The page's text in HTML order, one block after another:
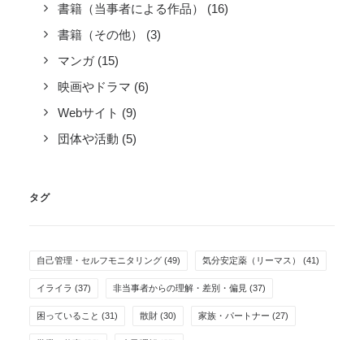
書籍（当事者による作品）
(16)
書籍（その他）
(3)
マンガ (15)
映画やドラマ (6)
Webサイト (9)
団体や活動 (5)
タグ
自己管理・セルフモニタリング (49) 気分安定薬（リーマス） (41)
イライラ (37) 非当事者からの理解・差別・偏見 (37)
困っていること (31) 散財 (30) 家族・パートナー (27)